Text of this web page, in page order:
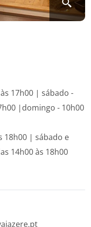
17h00 | sábado -
|domingo - 10h00
18h00 | sábado e
14h00 às 18h00